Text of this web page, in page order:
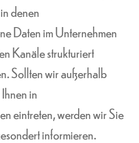
denen
Daten im Unternehmen
Kanäle strukturiert
Sollten wir außerhalb
in
eintreten, werden wir Sie
informieren.